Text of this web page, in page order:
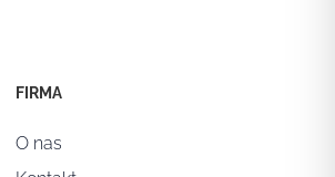
FIRMA
O nas